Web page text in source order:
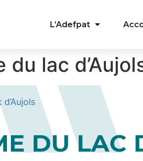
L’Adefpat
du lac
DU LAC